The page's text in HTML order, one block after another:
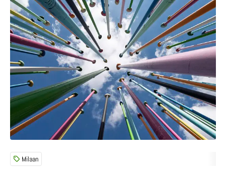
Milaan